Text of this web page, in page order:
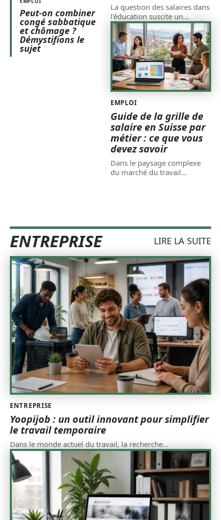
Peut-on combiner
congé sabbatique
et chômage ?
Démystifions le
sujet
La question des salaires dans
l'éducation suscite un…
EMPLOI
Guide de la grille de
salaire en Suisse par
métier : ce que vous
devez savoir
Dans le paysage complexe
du marché du travail…
ENTREPRISE LIRE LA SUITE
ENTREPRISE
Yoopijob : un outil innovant pour simplifier
le travail temporaire
Dans le monde actuel du travail, la recherche…